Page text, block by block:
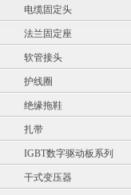
电缆固定头
法兰固定座
软管接头
护线圈
绝缘拖鞋
扎带
IGBT数字驱动板系列
干式变压器